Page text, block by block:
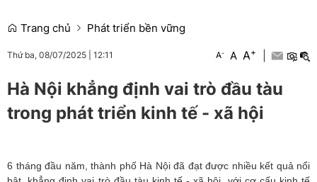
Trang chủ
Phát triển bền vững
Thứ ba, 08/07/2025 12:11 A- A A+
Hà Nội khẳng định vai trò đầu tàu
trong phát triển kinh tế - xã hội
6 tháng đầu năm, thành phố Hà Nội đã đạt được nhiều kết quả nổi